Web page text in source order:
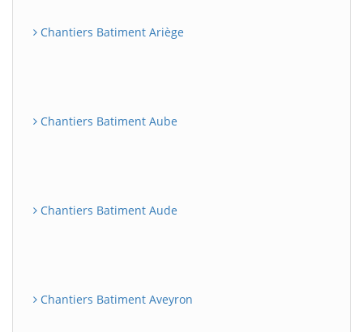
Chantiers Batiment Ariège
Chantiers Batiment Aube
Chantiers Batiment Aude
Chantiers Batiment Aveyron